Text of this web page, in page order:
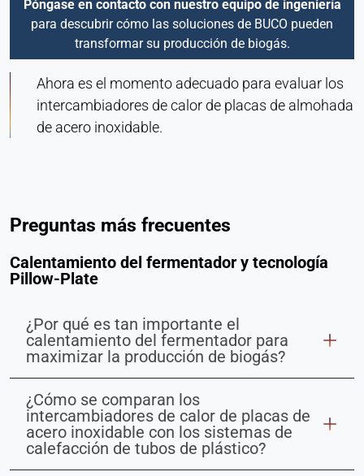
Póngase en contacto con nuestro equipo de ingeniería
para descubrir cómo las soluciones de BUCO pueden
transformar su producción de biogás.
Ahora es el momento adecuado para evaluar los
intercambiadores de calor de placas de almohada
de acero inoxidable.
Preguntas más frecuentes
Calentamiento del fermentador y tecnología
Pillow-Plate
¿Por qué es tan importante el
calentamiento del fermentador para
maximizar la producción de biogás?
¿Cómo se comparan los
intercambiadores de calor de placas de
acero inoxidable con los sistemas de
calefacción de tubos de plástico?